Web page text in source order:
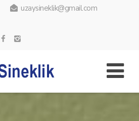
uzaysineklik@gmail.com